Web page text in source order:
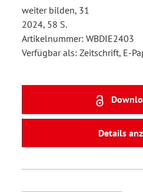
weiter bilden, 31
2024, 58 S.
Artikelnummer: WBDIE2403
Verfügbar als: Zeitschrift, E-
Details